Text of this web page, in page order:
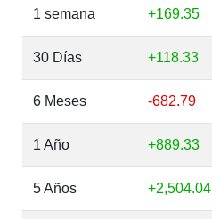
1 semana +169.35
30 Días +118.33
6 Meses -682.79
1 Año +889.33
5 Años +2,504.04